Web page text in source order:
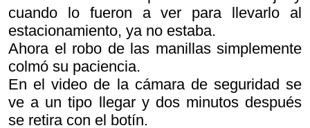
cuando lo fueron a ver para llevarlo al
estacionamiento, ya no estaba.
Ahora el robo de las manillas simplemente
colmó su paciencia.
En el video de la cámara de seguridad se
ve a un tipo llegar y dos minutos después
se retira con el botín.